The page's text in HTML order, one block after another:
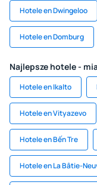
Hotele en Dwingeloo
Hotele en Domburg
Najlepsze hotele -
Hotele en Ikalto
Hotele en Vityazevo
Hotele en Bến Tre
Hotele en La Bâtie-